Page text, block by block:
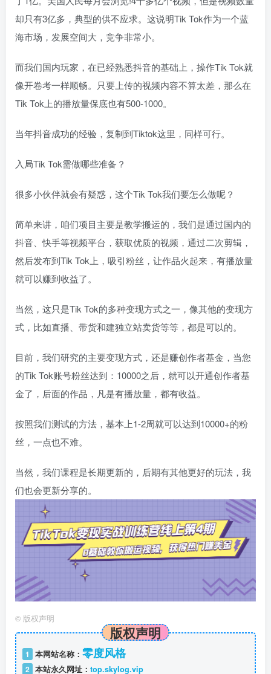
却只有3亿多，典型的供不应求。这说明Tik Tok作为一个蓝
海市场，发展空间大，竞争非常小。
而我们国内玩家，在已经熟悉抖音的基础上，操作Tik Tok就
像开卷考一样顺畅。只要上传的视频内容不算太差，那么在
Tik Tok上的播放量保底也有500-1000。
当年抖音成功的经验，复制到Tiktok这里，同样可行。
入局Tik Tok需做哪些准备？
很多小伙伴就会有疑惑，这个Tik Tok我们要怎么做呢？
简单来讲，咱们项目主要是教学搬运的，我们是通过国内的
抖音、快手等视频平台，获取优质的视频，通过二次剪辑，
然后发布到Tik Tok上，吸引粉丝，让作品火起来，有播放量
就可以赚到收益了。
当然，这只是Tik Tok的多种变现方式之一，像其他的变现方
式，比如直播、带货和建独立站卖货等等，都是可以的。
目前，我们研究的主要变现方式，还是赚创作者基金，当您
的Tik Tok账号粉丝达到：10000之后，就可以开通创作者基
金了，后面的作品，凡是有播放量，都有收益。
按照我们测试的方法，基本上1-2周就可以达到10000+的粉
丝，一点也不难。
当然，我们课程是长期更新的，后期有其他更好的玩法，我
们也会更新分享的。
© 版权声明
版权声明
1 本网站名称： 零度风格
2 本站永久网址： top.skylog.vip